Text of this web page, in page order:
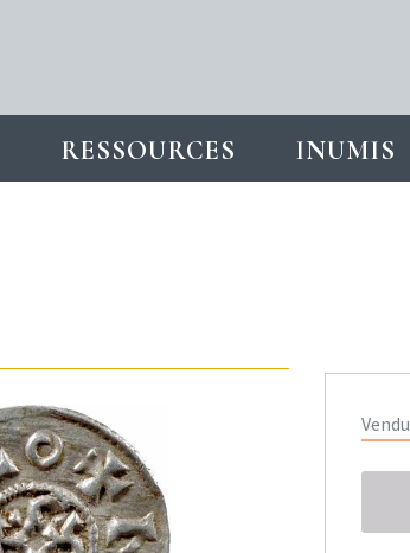
RESSOURCES INUMIS
Vendu